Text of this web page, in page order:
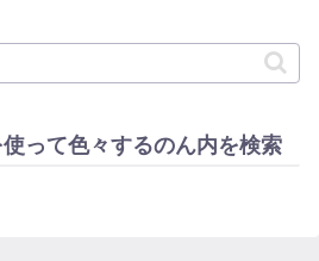
って色々するのん内を検索